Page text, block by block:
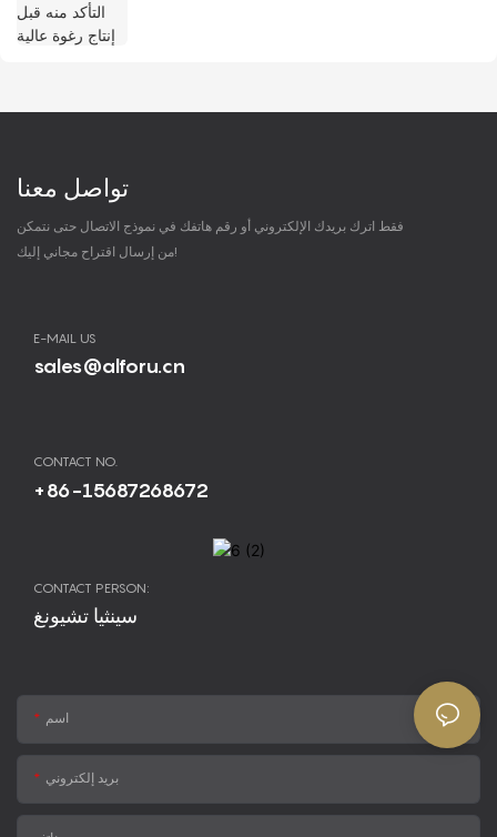
تواصل معنا
فقط اترك بريدك الإلكتروني أو رقم هاتفك في نموذج الاتصال حتى نتمكن
من إرسال اقتراح مجاني إليك!
E-MAIL US
sales@alforu.cn
CONTACT NO.
+86-15687268672
CONTACT PERSON:
سينثيا تشيونغ
اسم
بريد إلكتروني